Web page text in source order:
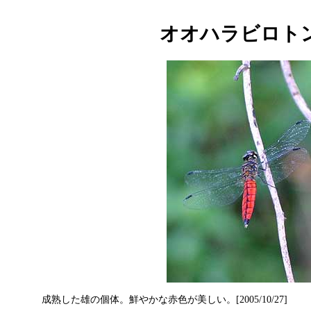
オオハラビロト
成熟した雄の個体。鮮やかな赤色が美しい。[2005/10/27]